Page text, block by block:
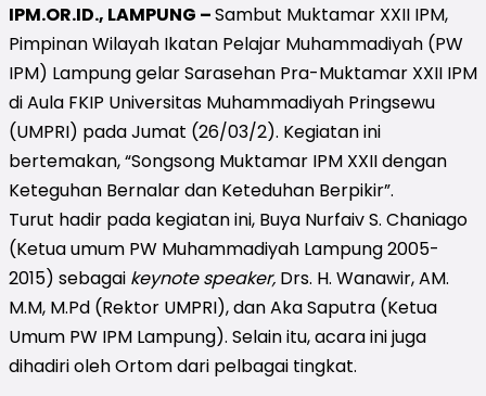
IPM.OR.ID., LAMPUNG –Sambut Muktamar XXII IPM,
Pimpinan Wilayah Ikatan Pelajar Muhammadiyah (PW
IPM) Lampung gelar Sarasehan Pra-Muktamar XXII IPM
di Aula FKIP Universitas Muhammadiyah Pringsewu
(UMPRI) pada Jumat (26/03/2). Kegiatan ini
bertemakan, “Songsong Muktamar IPM XXII dengan
Keteguhan Bernalar dan Keteduhan Berpikir”.
Turut hadir pada kegiatan ini, Buya Nurfaiv S. Chaniago
(Ketua umum PW Muhammadiyah Lampung 2005-
2015) sebagai keynote speaker, Drs. H. Wanawir, AM.
M.M, M.Pd (Rektor UMPRI), dan Aka Saputra (Ketua
Umum PW IPM Lampung). Selain itu, acara ini juga
dihadiri oleh Ortom dari pelbagai tingkat.